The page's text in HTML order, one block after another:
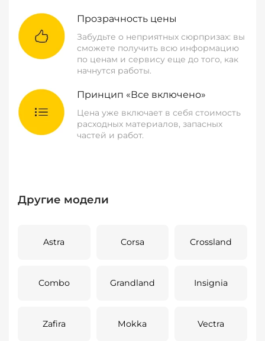
Прозрачность цены
Забудьте о неприятных сюрпризах: вы
сможете получить всю информацию
по ценам и сервису еще до того, как
начнутся работы.
Принцип «Все включено»
Цена уже включает в себя стоимость
расходных материалов, запасных
частей и работ.
Другие модели
Astra Corsa Crossland
Combo Grandland Insignia
Zafira Mokka Vectra